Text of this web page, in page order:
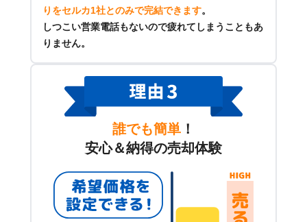
りをセルカ1社とのみで完結できます。
しつこい営業電話もないので疲れてしまうこともあ
りません。
誰でも簡単 ！
安心＆納得の売却体験